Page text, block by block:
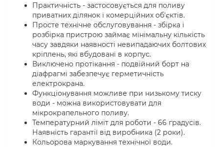
Практичність - застосовується для поливу
приватних ділянок і комерційних об'єктів.
Просте технічне обслуговування - збірка і
розбірка пристрою займає мінімальну кількість
часу завдяки наявності невипадаючих болтових
кріплень, які вбудовані в корпус.
Виключено протікання - подвійний борт на
діафрагмі забезпечує герметичність
електрокрана.
Функціонування можливе при низькому тиску
води - можна використовувати для
мікрокрапельного поливу.
Температурний ліміт для роботи - 66 градусів.
Наявність гарантії від виробника (2 роки).
Кольорова маркування технічної води.